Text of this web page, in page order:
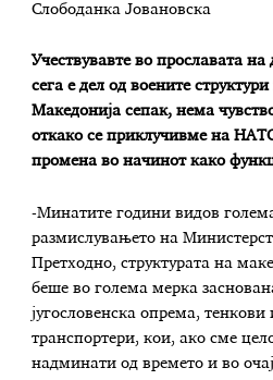
Слободанка Јовановска
Учествувавте во прославата на
сега е дел од воените
Македонија сепак, нема
откако се приклучивме на
промена во начинот како
-Минатите години видов
размислувањето на
Претходно, структурата на
беше во голема мерка
југословенска опрема,
транспортери, кои, ако сме
надминати од времето и во